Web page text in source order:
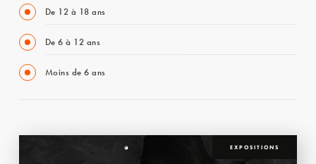
De 12 à 18 ans
De 6 à 12 ans
Moins de 6 ans
EXPOSITIONS